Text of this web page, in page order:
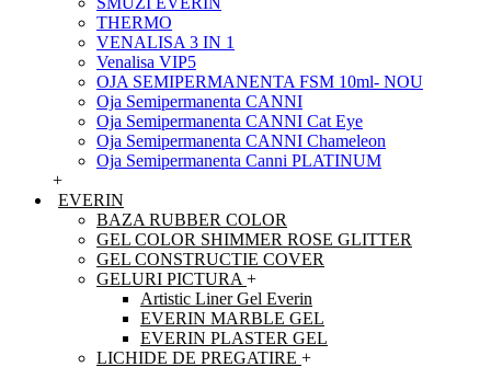
THERMO
VENALISA 3 IN 1
Venalisa VIP5
OJA SEMIPERMANENTA FSM 10ml- NOU
Oja Semipermanenta CANNI
Oja Semipermanenta CANNI Cat Eye
Oja Semipermanenta CANNI Chameleon
Oja Semipermanenta Canni PLATINUM
+
EVERIN
BAZA RUBBER COLOR
GEL COLOR SHIMMER ROSE GLITTER
GEL CONSTRUCTIE COVER
GELURI PICTURA +
Artistic Liner Gel Everin
EVERIN MARBLE GEL
EVERIN PLASTER GEL
LICHIDE DE PREGATIRE +